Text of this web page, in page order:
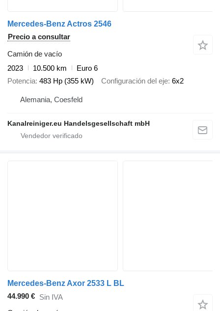
Mercedes-Benz Actros 2546
Precio a consultar
Camión de vacío
2023
10.500 km
Euro 6
Potencia 483 Hp (355 kW) Configuración del eje 6x2
Alemania, Coesfeld
Kanalreiniger.eu Handelsgesellschaft mbH
Mercedes-Benz Axor 2533 L BL
44.990 € Sin IVA